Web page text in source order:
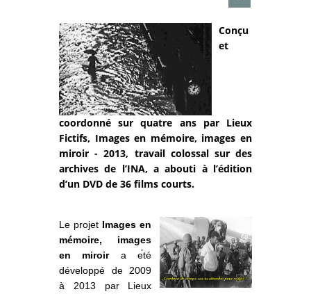
Conçu
et
coordonné sur quatre ans par Lieux
Fictifs, Images en mémoire, images en
miroir - 2013, travail colossal sur des
archives de l’INA, a abouti à l’édition
d’un DVD de 36 films courts.
Le projet Images en
mémoire, images
en miroir
a été
développé de 2009
à 2013 par Lieux